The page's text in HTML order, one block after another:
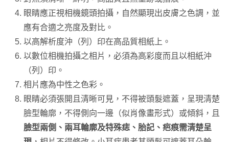
眼睛應正視相機鏡頭拍攝，自然顯現出皮膚之色調，並
應有合適之亮度及對比。
以高解析度沖（列）印在高品質相紙上。
以數位相機拍攝之相片，必須為高彩度而且以相紙沖
（列）印。
相片應為中性之色彩。
眼睛必須張開且清晰可見，不得被頭髮遮蓋，呈現清楚
臉型輪廓，不得側向一邊（似肖像畫形式）或傾斜，且
臉型兩側、兩耳輪廓及特殊痣、胎記、疤痕需清楚呈